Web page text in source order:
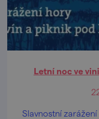
Letní noc ve
Slavnostní